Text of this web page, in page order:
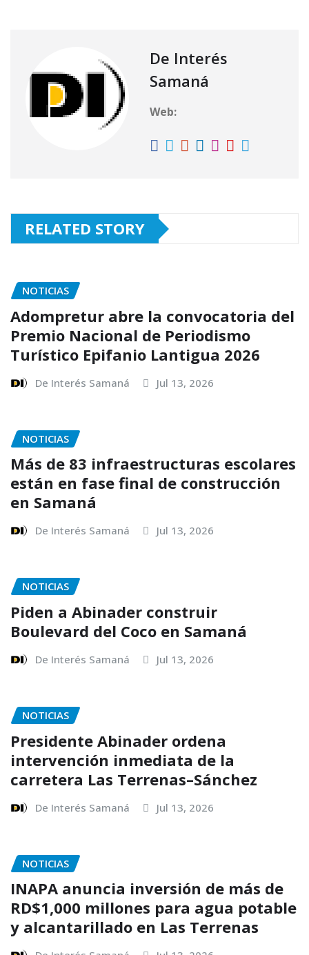
p
p
m
b
o
k
ar
ti
r
De Interés
Samaná
Web:
RELATED STORY
NOTICIAS
Adompretur abre la convocatoria del
Premio Nacional de Periodismo
Turístico Epifanio Lantigua 2026
De Interés Samaná Jul 13, 2026
NOTICIAS
Más de 83 infraestructuras escolares
están en fase final de construcción
en Samaná
De Interés Samaná Jul 13, 2026
NOTICIAS
Piden a Abinader construir
Boulevard del Coco en Samaná
De Interés Samaná Jul 13, 2026
NOTICIAS
Presidente Abinader ordena
intervención inmediata de la
carretera Las Terrenas–Sánchez
De Interés Samaná Jul 13, 2026
NOTICIAS
INAPA anuncia inversión de más de
RD$1,000 millones para agua potable
y alcantarillado en Las Terrenas